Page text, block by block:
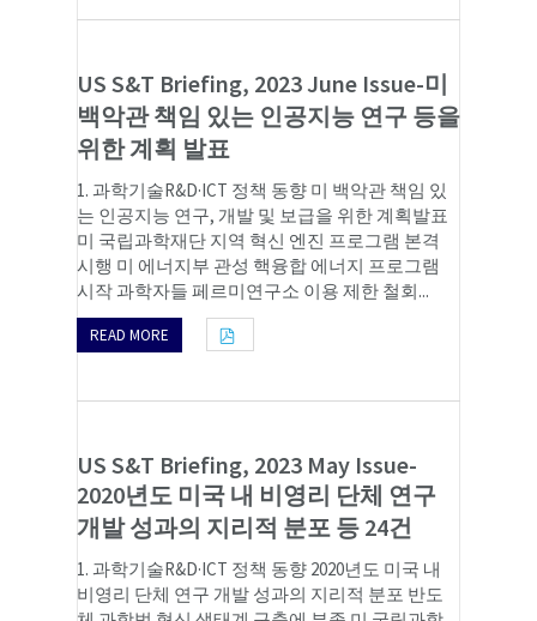
US S&T Briefing, 2023 June Issue-미
백악관 책임 있는 인공지능 연구 등을
위한 계획 발표
1. 과학기술R&D·ICT 정책 동향 미 백악관 책임 있
는 인공지능 연구, 개발 및 보급을 위한 계획발표
미 국립과학재단 지역 혁신 엔진 프로그램 본격
시행 미 에너지부 관성 핵융합 에너지 프로그램
시작 과학자들 페르미연구소 이용 제한 철회...
READ MORE
US S&T Briefing, 2023 May Issue-
2020년도 미국 내 비영리 단체 연구
개발 성과의 지리적 분포 등 24건
1. 과학기술R&D·ICT 정책 동향 2020년도 미국 내
비영리 단체 연구 개발 성과의 지리적 분포 반도